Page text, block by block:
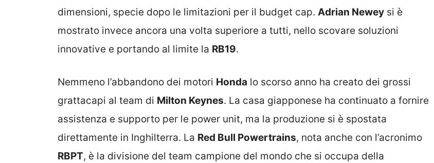
dimensioni, specie dopo le limitazioni per il budget cap. Adrian Newey si è
mostrato invece ancora una volta superiore a tutti, nello scovare soluzioni
innovative e portando al limite la RB19.
Nemmeno l’abbandono dei motori Honda lo scorso anno ha creato dei grossi
grattacapi al team di Milton Keynes. La casa giapponese ha continuato a fornire
assistenza e supporto per le power unit, ma la produzione si è spostata
direttamente in Inghilterra. La Red Bull Powertrains, nota anche con l’acronimo
RBPT, è la divisione del team campione del mondo che si occupa della